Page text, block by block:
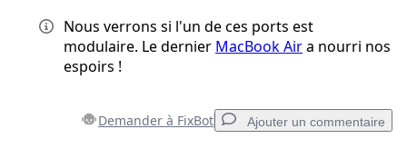
Nous verrons si l'un de ces ports est
modulaire. Le dernier MacBook Aira nourri nos
espoirs !
Demander à FixBot Ajouter un commentaire